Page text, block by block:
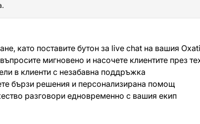
като поставите бутон за live chat на вашия
мигновено и насочете клиентите през
в клиенти с незабавна поддръжка
бързи решения и персонализирана помощ
разговори едновременно с вашия екип